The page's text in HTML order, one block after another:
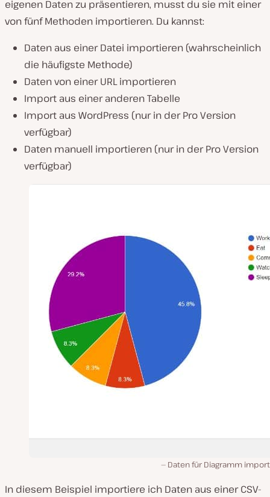
eigenen Daten zu präsentieren, musst du sie mit einer
von fünf Methoden importieren. Du kannst:
Daten aus einer Datei importieren (wahrscheinlich
die häufigste Methode)
Daten von einer URL importieren
Import aus einer anderen Tabelle
Import aus WordPress (nur in der Pro Version
verfügbar)
Daten manuell importieren (nur in der Pro Version
verfügbar)
Daten für Diagramm
In diesem Beispiel importiere ich Daten aus einer CSV-